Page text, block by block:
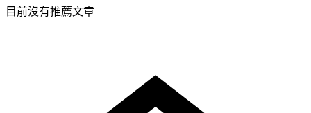
目前沒有推薦文章